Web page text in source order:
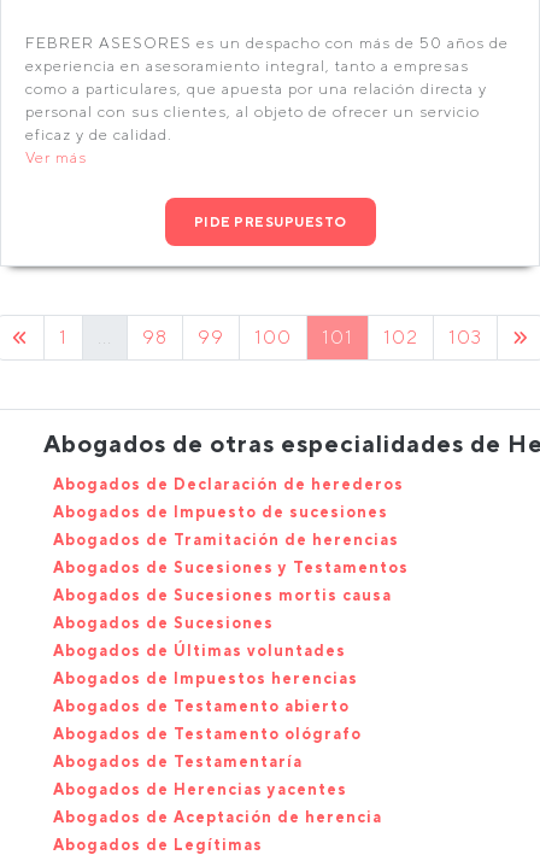
FEBRER ASESORES es un despacho con más de 50 años de
experiencia en asesoramiento integral, tanto a empresas
como a particulares, que apuesta por una relación directa y
personal con sus clientes, al objeto de ofrecer un servicio
eficaz y de calidad.
Ver más
PIDE PRESUPUESTO
1 ... 98 99 100 101 102 103
Abogados de otras especialidades de
Abogados de Declaración de herederos
Abogados de Impuesto de sucesiones
Abogados de Tramitación de herencias
Abogados de Sucesiones y Testamentos
Abogados de Sucesiones mortis causa
Abogados de Sucesiones
Abogados de Últimas voluntades
Abogados de Impuestos herencias
Abogados de Testamento abierto
Abogados de Testamento ológrafo
Abogados de Testamentaría
Abogados de Herencias yacentes
Abogados de Aceptación de herencia
Abogados de Legítimas